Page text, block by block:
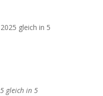
gleich in 5